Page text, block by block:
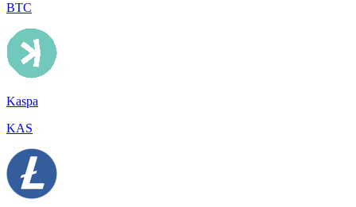
BTC
Kaspa
KAS